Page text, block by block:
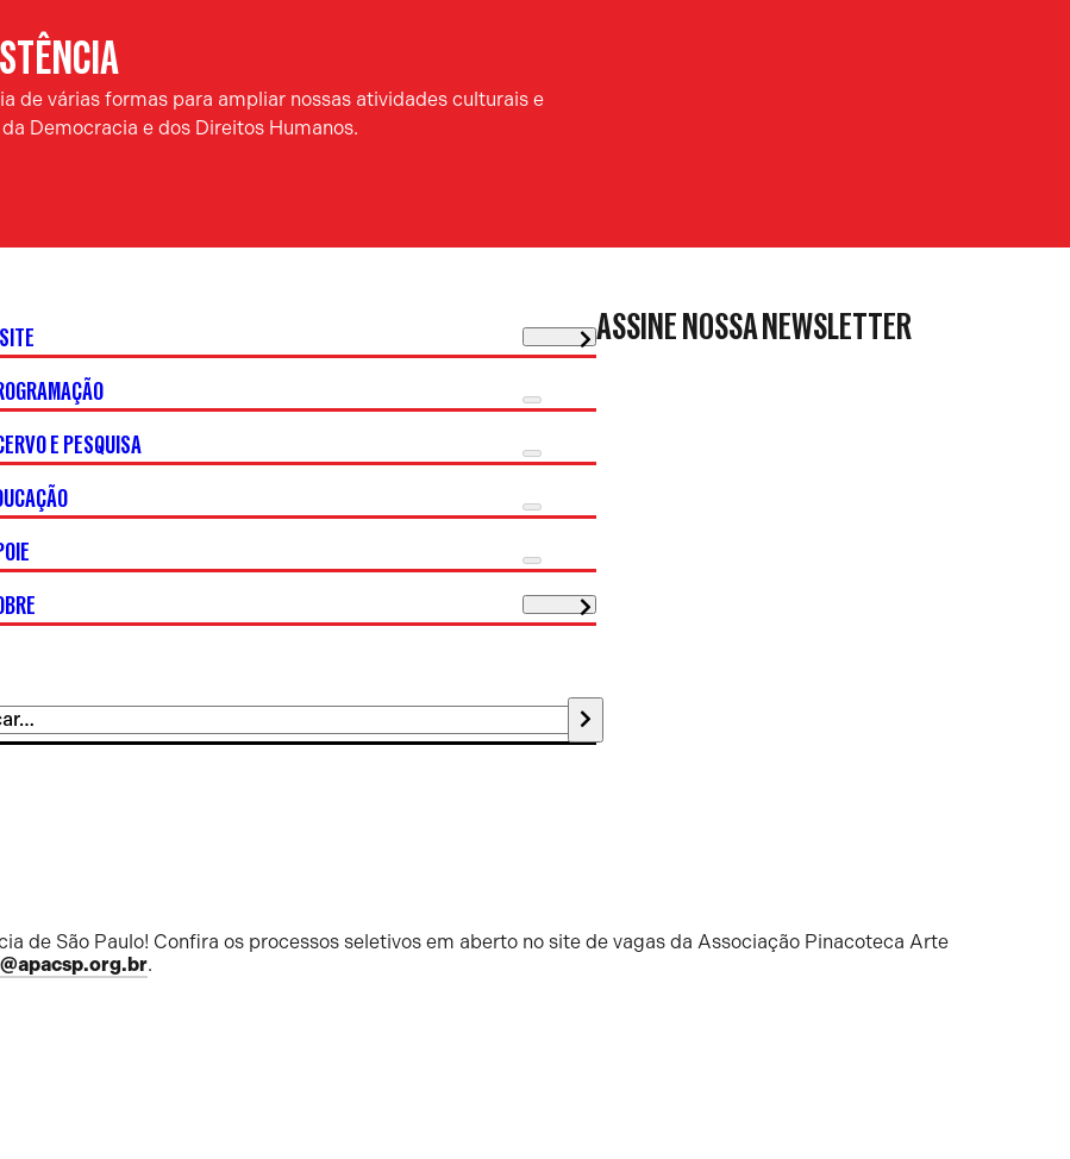
de várias formas para ampliar nossas atividades culturais e
Democracia e dos Direitos Humanos.
E PESQUISA
ASSINE NOSSA NEWSLETTER
de São Paulo! Confira os processos seletivos em aberto no site de vagas da Associação Pinacoteca Arte
.